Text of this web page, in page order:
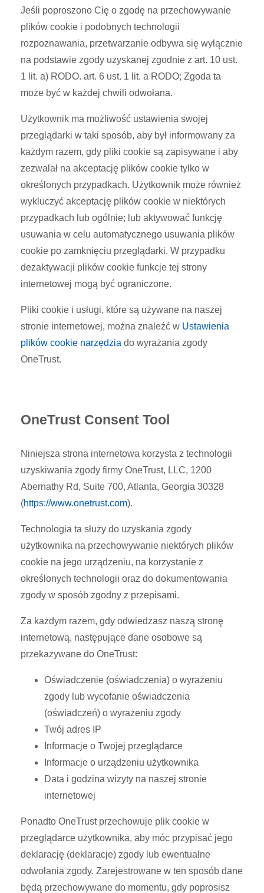
Jeśli poproszono Cię o zgodę na przechowywanie
plików cookie i podobnych technologii
rozpoznawania, przetwarzanie odbywa się wyłącznie
na podstawie zgody uzyskanej zgodnie z art. 10 ust.
1 lit. a) RODO. art. 6 ust. 1 lit. a RODO; Zgoda ta
może być w każdej chwili odwołana.
Użytkownik ma możliwość ustawienia swojej
przeglądarki w taki sposób, aby był informowany za
każdym razem, gdy pliki cookie są zapisywane i aby
zezwalał na akceptację plików cookie tylko w
określonych przypadkach. Użytkownik może również
wykluczyć akceptację plików cookie w niektórych
przypadkach lub ogólnie; lub aktywować funkcję
usuwania w celu automatycznego usuwania plików
cookie po zamknięciu przeglądarki. W przypadku
dezaktywacji plików cookie funkcje tej strony
internetowej mogą być ograniczone.
Pliki cookie i usługi, które są używane na naszej
stronie internetowej, można znaleźć w Ustawienia
plików cookie narzędzia do wyrażania zgody
OneTrust.
OneTrust Consent Tool
Niniejsza strona internetowa korzysta z technologii
uzyskiwania zgody firmy OneTrust, LLC, 1200
Abernathy Rd, Suite 700, Atlanta, Georgia 30328
(https://www.onetrust.com).
Technologia ta służy do uzyskania zgody
użytkownika na przechowywanie niektórych plików
cookie na jego urządzeniu, na korzystanie z
określonych technologii oraz do dokumentowania
zgody w sposób zgodny z przepisami.
Za każdym razem, gdy odwiedzasz naszą stronę
internetową, następujące dane osobowe są
przekazywane do OneTrust:
Oświadczenie (oświadczenia) o wyrażeniu
zgody lub wycofanie oświadczenia
(oświadczeń) o wyrażeniu zgody
Twój adres IP
Informacje o Twojej przeglądarce
Informacje o urządzeniu użytkownika
Data i godzina wizyty na naszej stronie
internetowej
Ponadto OneTrust przechowuje plik cookie w
przeglądarce użytkownika, aby móc przypisać jego
deklarację (deklaracje) zgody lub ewentualne
odwołania zgody. Zarejestrowane w ten sposób dane
będą przechowywane do momentu, gdy poprosisz